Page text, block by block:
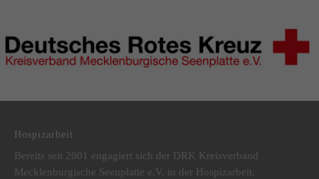
Hospizarbeit
Bereits seit 2001 engagiert sich der DRK Kreisverband
Mecklenburgische Seenplatte e.V. in der Hospizarbeit.